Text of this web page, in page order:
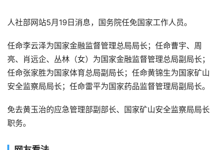
人社部网站5月19日消息，国务院任免国家工作人员。
任命李云泽为国家金融监督管理总局局长；任命曹宇、周
亮、肖远企、丛林（女）为国家金融监督管理总局副局长；
任命张家胜为国家体育总局副局长；任命黄锦生为国家矿山
安全监察局局长；任命雷平为国家药品监督管理局副局长。
免去黄玉治的应急管理部副部长、国家矿山安全监察局局长
职务。